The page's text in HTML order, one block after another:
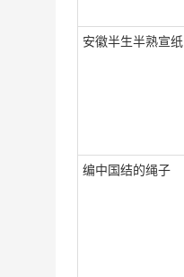
安徽半生半熟宣纸
编中国结的绳子